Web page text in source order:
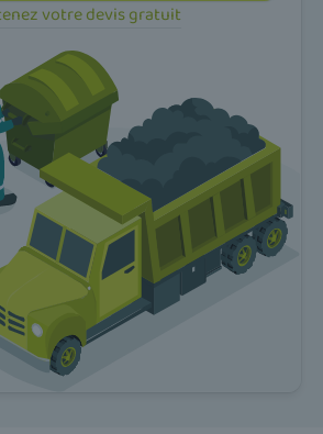
votre devis gratuit